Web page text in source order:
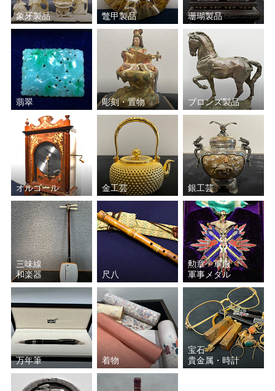
象牙製品 鼈甲製品 珊瑚製品
翡翠 彫刻・置物 ブロンズ製品
オルゴール 金工芸 銀工芸
三味線
和楽器
尺八
勲章・軍服
軍事メダル
万年筆 着物
宝石
貴金属・時計